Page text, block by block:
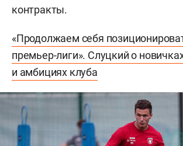
контракты.
«Продолжаем себя
премьер-лиги». Слуцкий о
и амбициях клуба